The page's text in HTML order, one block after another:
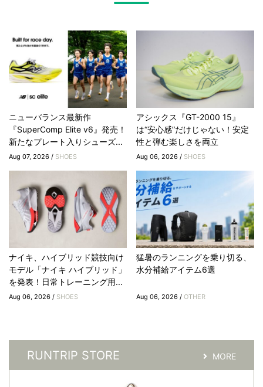
ニューバランス最新作
『SuperComp Elite v6』発売！
新たなプレート入りシューズ...
Aug 07, 2026 / SHOES
アシックス『GT-2000 15』
は“安心感”だけじゃない！安定
性と弾む楽しさを両立
Aug 06, 2026 / SHOES
ナイキ、ハイブリッド競技向け
モデル「ナイキ ハイブリッド」
を発表！日常トレーニング用...
Aug 06, 2026 / SHOES
猛暑のランニングを乗り切る、
水分補給アイテム6選
Aug 06, 2026 / OTHER
RUNTRIP STORE MORE